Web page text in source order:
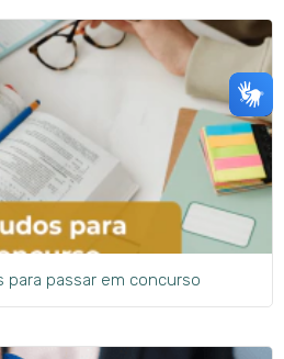
para passar em concurso